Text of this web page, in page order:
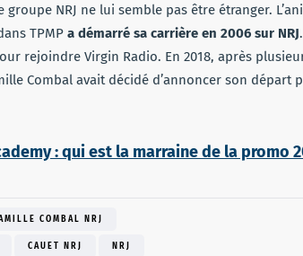
groupe NRJ ne lui semble pas être étranger.
TPMP a démarré sa carrière en 2006 sur NRJ
rejoindre Virgin Radio. En 2018, après
Combal avait décidé d’annoncer son
: qui est la marraine de la promo
COMBAL NRJ
CAUET NRJ NRJ